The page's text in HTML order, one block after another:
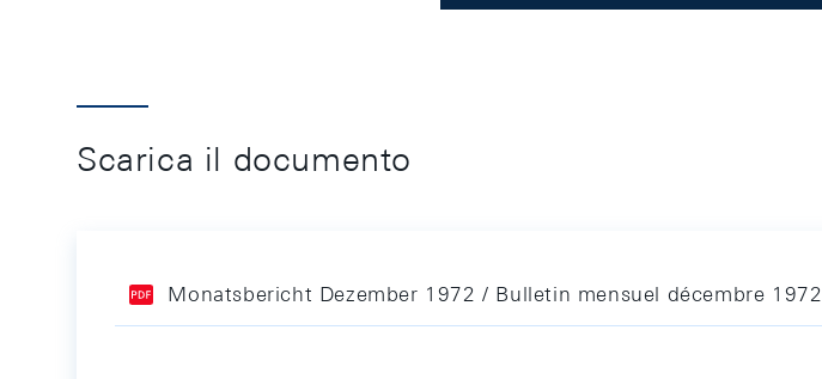
Scarica il documento
Monatsbericht Dezember 1972 / Bulletin mensuel décembre 1972